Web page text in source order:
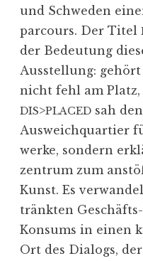
und Schweden
par­cours. Der Titel
der Bedeutung
Ausstellung:
nicht fehl am Platz,
DIS>PLACED sah
Ausweich­quartier
werke, sondern
zentrum zum
Kunst. Es
tränkten
Konsums in einen
Ort des Dialogs,